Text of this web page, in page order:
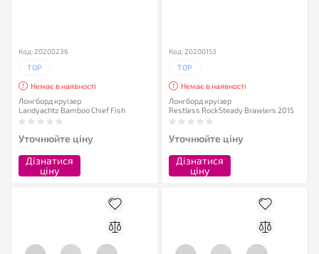
Код: 20200236
TOP
Немає в наявності
Лонгборд круізер
Landyachtz Bamboo Chief Fish
Уточнюйте ціну
Дізнатися
ціну
Код: 20200153
TOP
Немає в наявності
Лонгборд круізер
Restless RockSteady Brawlers 2015
Уточнюйте ціну
Дізнатися
ціну